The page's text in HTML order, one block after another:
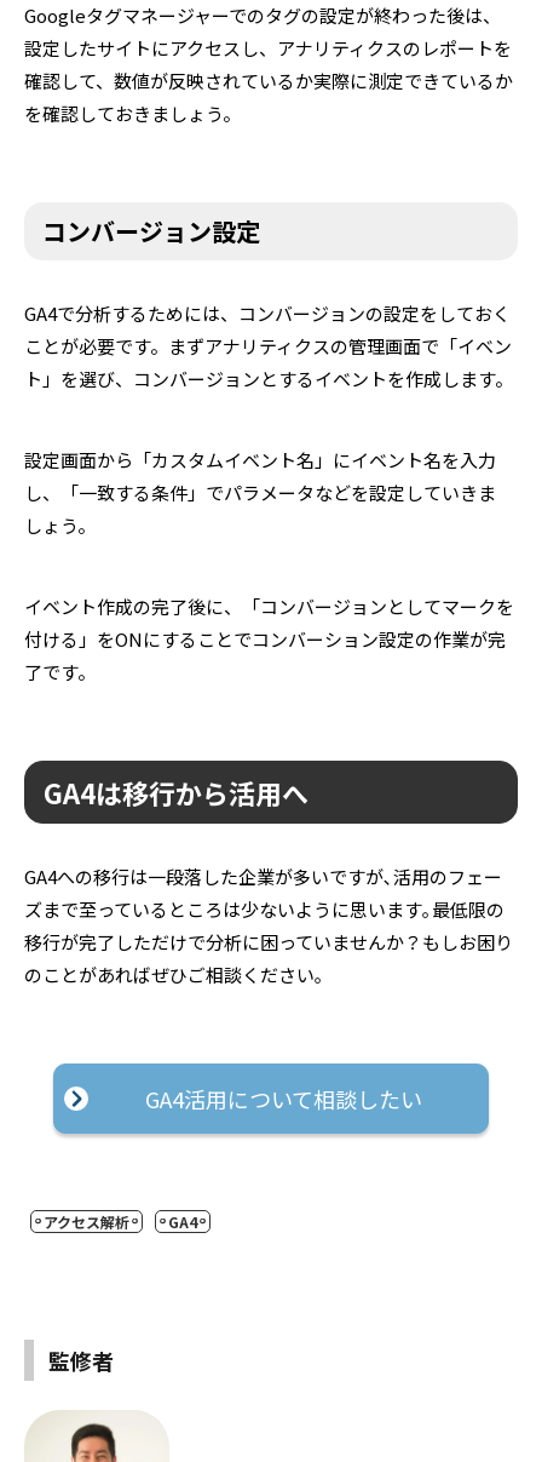
Googleタグマネージャーでのタグの設定が終わった後は、
設定したサイトにアクセスし、アナリティクスのレポートを
確認して、数値が反映されているか実際に測定できているか
を確認しておきましょう。
コンバージョン設定
GA4で分析するためには、コンバージョンの設定をしておく
ことが必要です。まずアナリティクスの管理画面で「イベン
ト」を選び、コンバージョンとするイベントを作成します。
設定画面から「カスタムイベント名」にイベント名を入力
し、「一致する条件」でパラメータなどを設定していきま
しょう。
イベント作成の完了後に、「コンバージョンとしてマークを
付ける」をONにすることでコンバーション設定の作業が完
了です。
GA4は移行から活用へ
GA4への移行は一段落した企業が多いですが､活用のフェー
ズまで至っているところは少ないように思います｡最低限の
移行が完了しただけで分析に困っていませんか？もしお困り
のことがあればぜひご相談ください｡
GA4活用について相談したい
アクセス解析 GA4
監修者